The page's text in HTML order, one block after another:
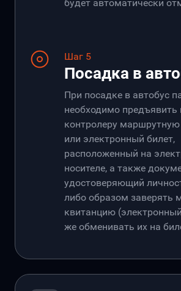
будет автоматически
Шаг 5
Посадка в
При посадке в автобус
необходимо предъявить
контролеру
или электронный билет,
расположенный на
носителе, а также
удостоверяющий
либо образом заверять
квитанцию
же обменивать их на